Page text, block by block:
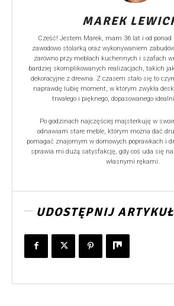
MAREK
Cześć! Jestem Marek, mam 36 lat i od
zawodowo stolarką oraz wykonywaniem
zarówno przy meblach kuchennych i szafach
bardziej skomplikowanych realizacjach, takich
dekoracyjne z drewna. Z czasem stało się to
naprawdę lubię moment, w którym zwykła
trwałego i pięknego, dopasowanego
Po godzinach najczęściej majsterkuję w
odnawiam stare meble, którym można dać
pomagać znajomym w domowych poprawkach i
sprawia mi dużą satysfakcję, gdy coś uda się
własnymi rękami.
UDOSTĘPNIJ ARTYKUŁ